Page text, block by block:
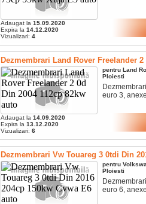
Adaugat la 15.09.2020
Expira la 14.12.2020
Vizualizari: 4
Dezmembrari Land Rover Freelander 2
Adaugat la 14.09.2020
Expira la 13.12.2020
Vizualizari: 6
pentru Land
Ploiesti
euro 3,
Dezmembrari Vw Touareg 3 0tdi Din
pentru
Ploiesti
euro 6,